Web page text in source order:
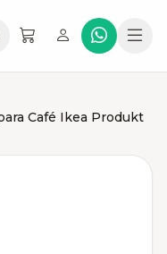
Café Ikea Produkt